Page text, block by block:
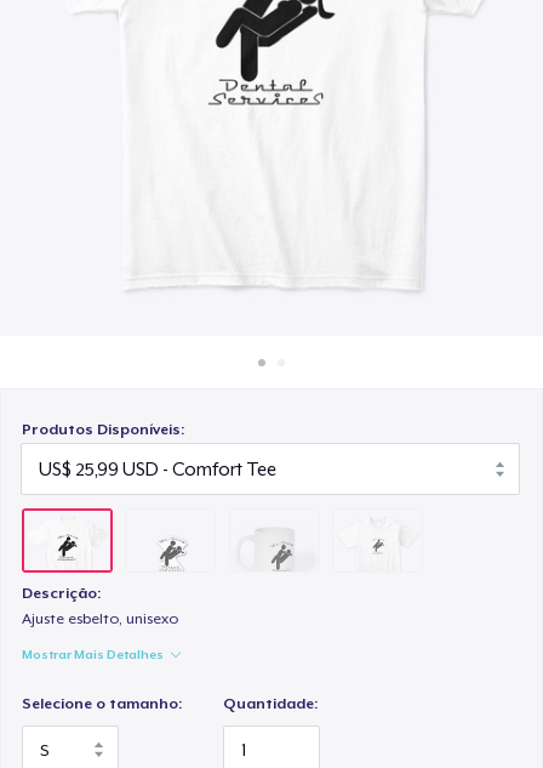
Produtos Disponíveis:
Descrição:
Ajuste esbelto, unisexo
Mostrar Mais Detalhes
Selecione o tamanho: Quantidade: